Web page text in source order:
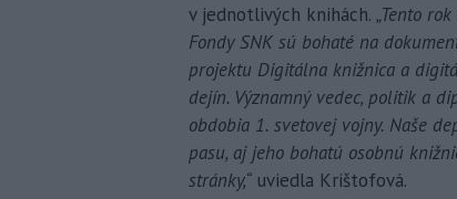
v jednotlivých knihách. „Tento
Fondy SNK sú bohaté na
projektu Digitálna knižnica a
dejín. Významný vedec, politik a
obdobia 1. svetovej vojny. Naše
pasu, aj jeho bohatú osobnú
stránky,“ uviedla Krištofová.